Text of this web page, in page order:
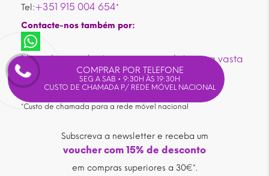
Tel:+351 915 004 654*
Contacte-nos também por:
Nesta loja poderá encontrar também uma vasta
área de
PERFUMARIA
Siga-nos:
*Custo de chamada para a rede móvel nacional
Subscreva a newsletter e receba um
voucher com 15% de desconto
em compras superiores a 30€*.
COMPRAR POR TELEFONE
SEG A SAB • 9:30H ÀS 19:30H
CUSTO DE CHAMADA P/ REDE MÓVEL NACIONAL